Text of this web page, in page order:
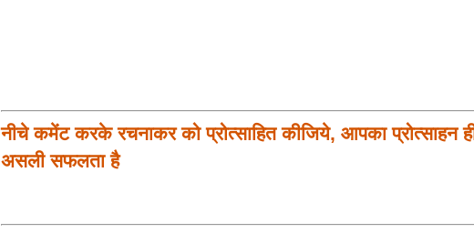
नीचे कमेंट करके रचनाकर को प्रोत्साहित कीजिये, आपका प्रोत्साहन
असली सफलता है